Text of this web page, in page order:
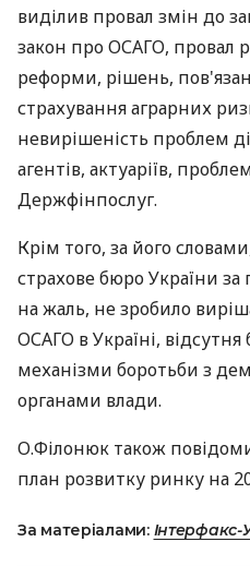
виділив провал змін до
закон про ОСАГО, провал
реформи, рішень,
страхування аграрних
невирішеність проблем
агентів, актуаріїв,
Держфінпослуг.
Крім того, за його
страхове бюро України за
на жаль, не зробило
ОСАГО в Україні, відсутня
механізми боротьби з
органами влади.
О.Філонюк також
план розвитку ринку на
За матеріалами: Інтерфакс-